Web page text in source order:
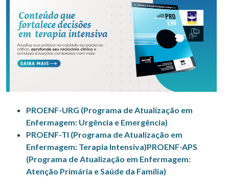
PROENF-URG (Programa de Atualização em
Enfermagem: Urgência e Emergência)
PROENF-TI (Programa de Atualização em
Enfermagem: Terapia Intensiva)PROENF-APS
(Programa de Atualização em Enfermagem:
Atenção Primária e Saúde da Família)